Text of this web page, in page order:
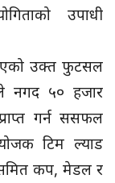
उपाधी
उक्त फुटसल
नगद ५० हजार
गर्न ससफल
टिम ल्याड
कप, मेडल र